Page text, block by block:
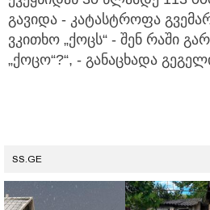
გავიდა - კატასტროფა
ვკითხო „ქოცს“ - შენ რაში
„ქოცო“?“, - განაცხადა
SS.GE